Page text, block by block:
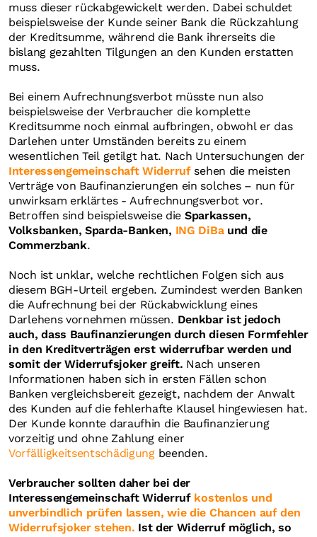
muss dieser rückabgewickelt werden. Dabei schuldet
beispielsweise der Kunde seiner Bank die Rückzahlung
der Kreditsumme, während die Bank ihrerseits die
bislang gezahlten Tilgungen an den Kunden erstatten
muss.
Bei einem Aufrechnungsverbot müsste nun also
beispielsweise der Verbraucher die komplette
Kreditsumme noch einmal aufbringen, obwohl er das
Darlehen unter Umständen bereits zu einem
wesentlichen Teil getilgt hat. Nach Untersuchungen der
Interessengemeinschaft Widerrufsehen die meisten
Verträge von Baufinanzierungen ein solches – nun für
unwirksam erklärtes - Aufrechnungsverbot vor.
Betroffen sind beispielsweise die Sparkassen,
Volksbanken, Sparda-Banken, ING DiBaund die
Commerzbank.
Noch ist unklar, welche rechtlichen Folgen sich aus
diesem BGH-Urteil ergeben. Zumindest werden Banken
die Aufrechnung bei der Rückabwicklung eines
Darlehens vornehmen müssen. Denkbar ist jedoch
auch, dass Baufinanzierungen durch diesen Formfehler
in den Kreditverträgen erst widerrufbar werden und
somit der Widerrufsjoker greift. Nach unseren
Informationen haben sich in ersten Fällen schon
Banken vergleichsbereit gezeigt, nachdem der Anwalt
des Kunden auf die fehlerhafte Klausel hingewiesen hat.
Der Kunde konnte daraufhin die Baufinanzierung
vorzeitig und ohne Zahlung einer
Vorfälligkeitsentschädigungbeenden.
Verbraucher sollten daher bei der
Interessengemeinschaft Widerruf kostenlos und
unverbindlich prüfen lassen, wie die Chancen auf den
Widerrufsjoker stehen. Ist der Widerruf möglich, so